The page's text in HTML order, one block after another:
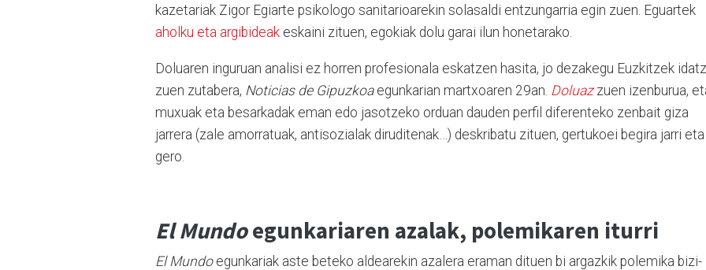
kazetariak Zigor Egiarte psikologo sanitarioarekin solasaldi entzungarria egin zuen. Eguartek
aholku eta argibideak eskaini zituen, egokiak dolu garai ilun honetarako.
Doluaren inguruan analisi ez horren profesionala eskatzen hasita, jo dezakegu Euzkitzek
zuen zutabera, Noticias de Gipuzkoaegunkarian martxoaren 29an. Doluaz zuen izenburua,
muxuak eta besarkadak eman edo jasotzeko orduan dauden perfil diferenteko zenbait giza
jarrera (zale amorratuak, antisozialak diruditenak…) deskribatu zituen, gertukoei begira jarri eta
gero.
El Mundoegunkariaren azalak, polemikaren iturri
El Mundoegunkariak aste beteko aldearekin azalera eraman dituen bi argazkik polemika bizi-